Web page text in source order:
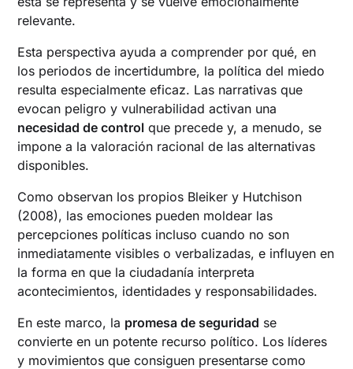
relevante.
Esta perspectiva ayuda a comprender por qué, en
los periodos de incertidumbre, la política del miedo
resulta especialmente eficaz. Las narrativas que
evocan peligro y vulnerabilidad activan una
necesidad de control que precede y, a menudo, se
impone a la valoración racional de las alternativas
disponibles.
Como observan los propios Bleiker y Hutchison
(2008), las emociones pueden moldear las
percepciones políticas incluso cuando no son
inmediatamente visibles o verbalizadas, e influyen en
la forma en que la ciudadanía interpreta
acontecimientos, identidades y responsabilidades.
En este marco, la promesa de seguridad se
convierte en un potente recurso político. Los líderes
y movimientos que consiguen presentarse como